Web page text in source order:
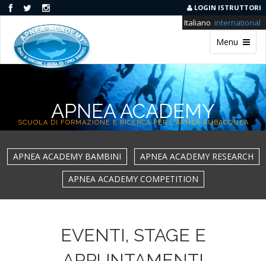
LOGIN ISTRUTTORI
Menu
Italiano international
APNEA ACADEMY
SCUOLA DI FORMAZIONE E RICERCA PER L'APNEA SUBACQUEA
APNEA ACADEMY BAMBINI
APNEA ACADEMY RESEARCH
APNEA ACADEMY COMPETITION
EVENTI, STAGE E